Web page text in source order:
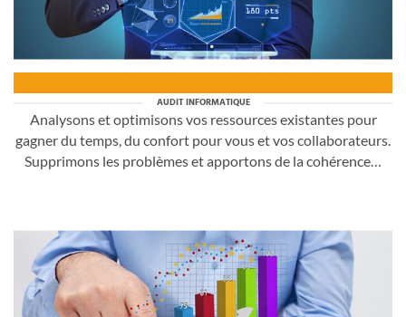
AUDIT INFORMATIQUE
Analysons et optimisons vos ressources existantes pour
gagner du temps, du confort pour vous et vos collaborateurs.
Supprimons les problèmes et apportons de la cohérence…